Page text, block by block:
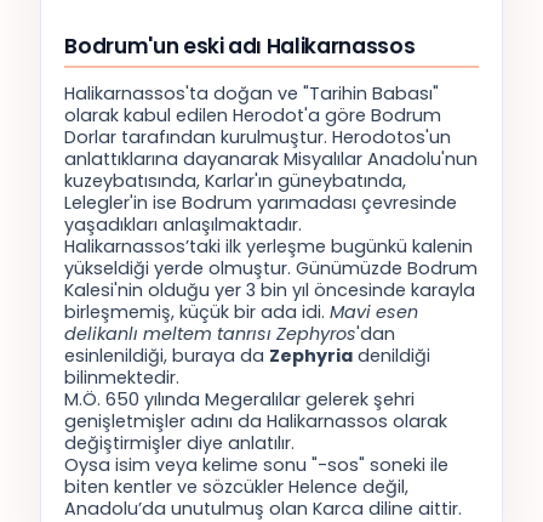
Bodrum'un eski adı Halikarnassos
Halikarnassos'ta doğan ve "Tarihin Babası"
olarak kabul edilen Herodot'a göre Bodrum
Dorlar tarafından kurulmuştur. Herodotos'un
anlattıklarına dayanarak Misyalılar Anadolu'nun
kuzeybatısında, Karlar'ın güneybatında,
Lelegler'in ise Bodrum yarımadası çevresinde
yaşadıkları anlaşılmaktadır.
Halikarnassos’taki ilk yerleşme bugünkü kalenin
yükseldiği yerde olmuştur. Günümüzde Bodrum
Kalesi'nin olduğu yer 3 bin yıl öncesinde karayla
birleşmemiş, küçük bir ada idi.Mavi esen
delikanlı meltem tanrısı Zephyros'dan
esinlenildiği, buraya da Zephyria denildiği
bilinmektedir.
M.Ö. 650 yılında Megeralılar gelerek şehri
genişletmişler adını da Halikarnassos olarak
değiştirmişler diye anlatılır.
Oysa isim veya kelime sonu "-sos" soneki ile
biten kentler ve sözcükler Helence değil,
Anadolu’da unutulmuş olan Karca diline aittir.